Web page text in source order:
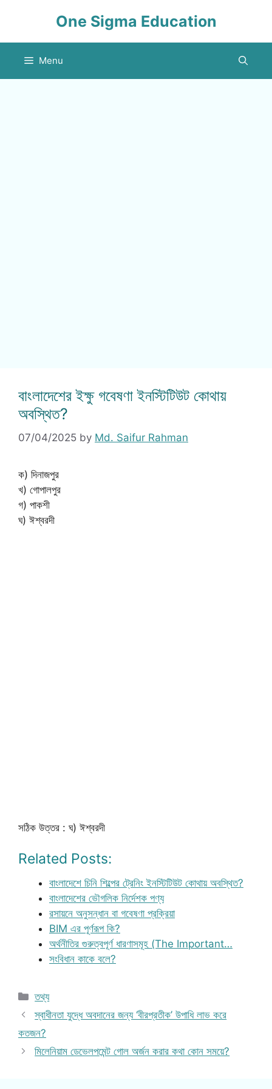
One Sigma Education
Menu
বাংলাদেশের ইক্ষু গবেষণা ইনস্টিটিউট কোথায়
অবস্থিত?
07/04/2025 by Md. Saifur Rahman
ক) দিনাজপুর
খ) গোপালপুর
গ) পাকশী
ঘ) ঈশ্বরদী
সঠিক উত্তর : ঘ) ঈশ্বরদী
Related Posts:
বাংলাদেশে চিনি শিল্পের ট্রেনিং ইনস্টিটিউট কোথায় অবস্থিত?
বাংলাদেশের ভৌগলিক নির্দেশক পণ্য
রসায়নে অনুসন্ধান বা গবেষণা প্রক্রিয়া
BIM এর পূর্ণরূপ কি?
অর্থনীতির গুরুত্বপূর্ণ ধারণাসমূহ (The Important…
সংবিধান কাকে বলে?
Categories
তথ্য
স্বাধীনতা যুদ্ধে অবদানের জন্য ‘বীরপ্রতীক’ উপাধি লাভ করে
কতজন?
মিলেনিয়াম ডেভেলপমেন্ট গোল অর্জন করার কথা কোন সময়ে?